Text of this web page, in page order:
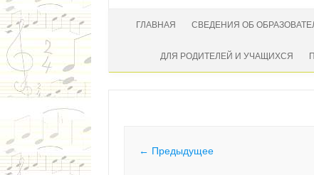
ГЛАВНАЯ СВЕДЕНИЯ ОБ
ДЛЯ РОДИТЕЛЕЙ И УЧАЩИХСЯ
← Предыдущее